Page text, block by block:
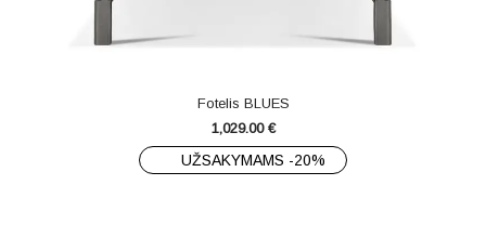
Fotelis BLUES
1,029.00 €
UŽSAKYMAMS -20%